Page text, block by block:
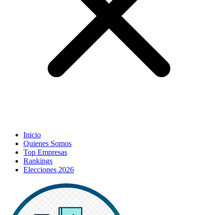
Inicio
Quienes Somos
Top Empresas
Rankings
Elecciones 2026